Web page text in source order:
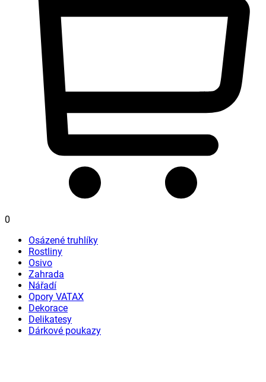
0
Osázené truhlíky
Rostliny
Osivo
Zahrada
Nářadí
Opory VATAX
Dekorace
Delikatesy
Dárkové poukazy